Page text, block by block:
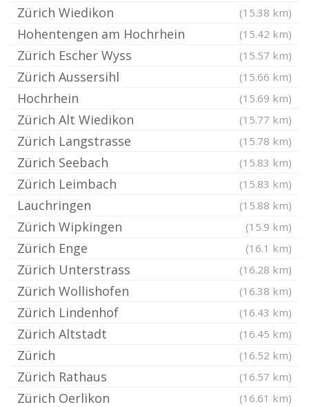
Zürich Wiedikon (15.38 km)
Hohentengen am Hochrhein (15.42 km)
Zürich Escher Wyss (15.57 km)
Zürich Aussersihl (15.66 km)
Hochrhein (15.69 km)
Zürich Alt Wiedikon (15.77 km)
Zürich Langstrasse (15.78 km)
Zürich Seebach (15.83 km)
Zürich Leimbach (15.83 km)
Lauchringen (15.88 km)
Zürich Wipkingen (15.9 km)
Zürich Enge (16.1 km)
Zürich Unterstrass (16.28 km)
Zürich Wollishofen (16.38 km)
Zürich Lindenhof (16.43 km)
Zürich Altstadt (16.45 km)
Zürich (16.52 km)
Zürich Rathaus (16.57 km)
Zürich Oerlikon (16.61 km)